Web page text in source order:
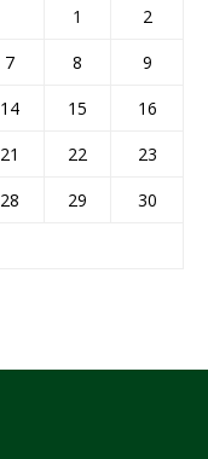
1
2
7 8
9
14 15
16
21 22
23
28 29
30